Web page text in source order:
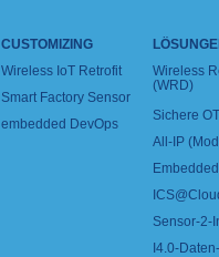
CUSTOMIZING
Wireless IoT Retrofit
Smart Factory Sensor
embedded DevOps
Wireless
(WRD)
Sichere
All-IP
Sensor-2-
I4.0-